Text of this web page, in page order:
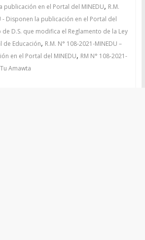
publicación en el Portal del MINEDU, R.M.
- Disponen la publicación en el Portal del
de D.S. que modifica el Reglamento de la Ley
de Educación, R.M. N° 108-2021-MINEDU –
en el Portal del MINEDU, RM N° 108-2021-
Tu Amawta